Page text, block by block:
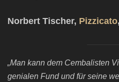
Norbert Tischer, Pizzicato
„Man kann dem Cembalisten
genialen Fund und für seine